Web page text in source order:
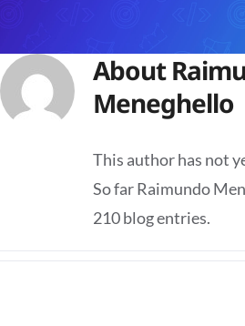
About
Meneghello
This author has not
So far Raimundo
210 blog entries.